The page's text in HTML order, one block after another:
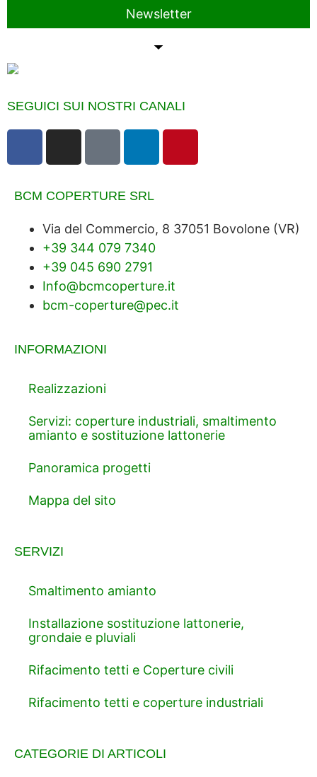
Newsletter
SEGUICI SUI NOSTRI CANALI
BCM COPERTURE SRL
Via del Commercio, 8 37051 Bovolone (VR)
+39 344 079 7340
+39 045 690 2791
Info@bcmcoperture.it
bcm-coperture@pec.it
INFORMAZIONI
Realizzazioni
Servizi: coperture industriali, smaltimento
amianto e sostituzione lattonerie
Panoramica progetti
Mappa del sito
SERVIZI
Smaltimento amianto
Installazione sostituzione lattonerie,
grondaie e pluviali
Rifacimento tetti e Coperture civili
Rifacimento tetti e coperture industriali
CATEGORIE DI ARTICOLI